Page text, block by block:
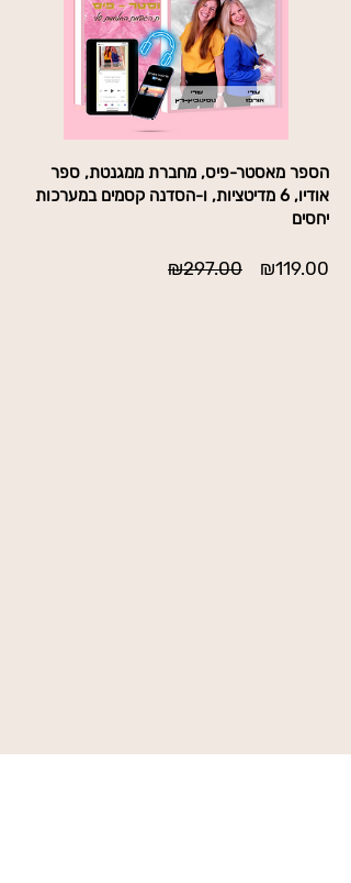
הספר מאסטר-פיס, מחברת ממגנטת, ספר
אודיו, 6 מדיטציות, ו-הסדנה קסמים במערכות
יחסים
₪297.00
מחיר
₪119.00